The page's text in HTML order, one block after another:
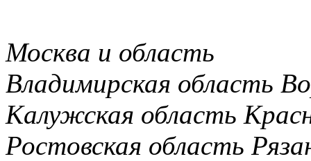
Москва и область
Владимирская область
Калужская область
Ростовская область